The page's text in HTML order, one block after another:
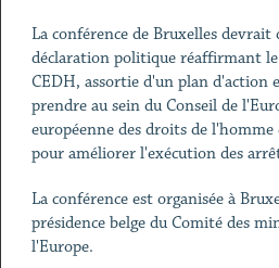
La conférence de Bruxelles devrait
déclaration politique réaffirmant le
CEDH, assortie d'un plan d'action
prendre au sein du Conseil de
européenne des droits de
pour améliorer l'exécution des
La conférence est organisée à
présidence belge du Comité des
l'Europe.